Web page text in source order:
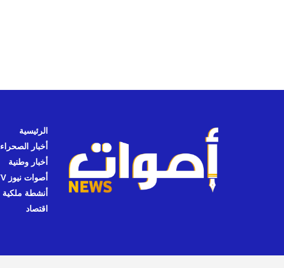
الرئيسية
أخبار الصحراء
أخبار وطنية
أصوات نيوز TV
أنشطة ملكية
اقتصاد